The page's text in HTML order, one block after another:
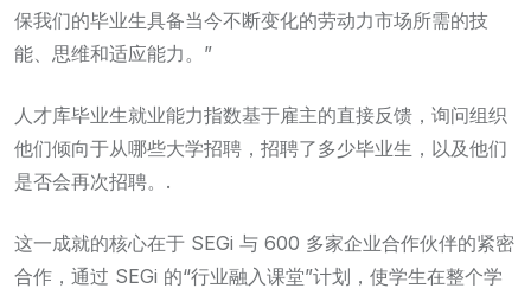
保我们的毕业生具备当今不断变化的劳动力市场所需的技
能、思维和适应能力。”
人才库毕业生就业能力指数基于雇主的直接反馈，询问组织
他们倾向于从哪些大学招聘，招聘了多少毕业生，以及他们
是否会再次招聘。.
这一成就的核心在于 SEGi 与 600 多家企业合作伙伴的紧密
合作，通过 SEGi 的“行业融入课堂”计划，使学生在整个学